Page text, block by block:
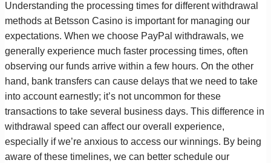
Understanding the processing times for different withdrawal
methods at Betsson Casino is important for managing our
expectations. When we choose PayPal withdrawals, we
generally experience much faster processing times, often
observing our funds arrive within a few hours. On the other
hand, bank transfers can cause delays that we need to take
into account earnestly; it’s not uncommon for these
transactions to take several business days. This difference in
withdrawal speed can affect our overall experience,
especially if we’re anxious to access our winnings. By being
aware of these timelines, we can better schedule our